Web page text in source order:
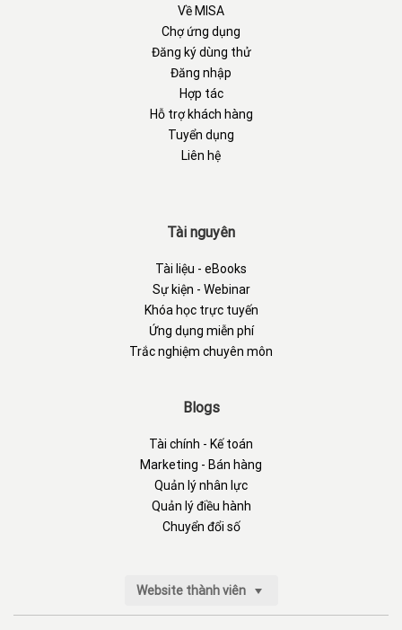
Về MISA
Chợ ứng dụng
Đăng ký dùng thử
Đăng nhập
Hợp tác
Hỗ trợ khách hàng
Tuyển dụng
Liên hệ
Tài nguyên
Tài liệu - eBooks
Sự kiện - Webinar
Khóa học trực tuyến
Ứng dụng miễn phí
Trắc nghiệm chuyên môn
Blogs
Tài chính - Kế toán
Marketing - Bán hàng
Quản lý nhân lực
Quản lý điều hành
Chuyển đổi số
Website thành viên